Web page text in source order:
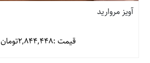
آویز مروارید
قیمت :2,844,448تومان